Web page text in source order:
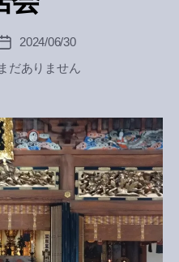
Post
date
2024/06/30
だありません